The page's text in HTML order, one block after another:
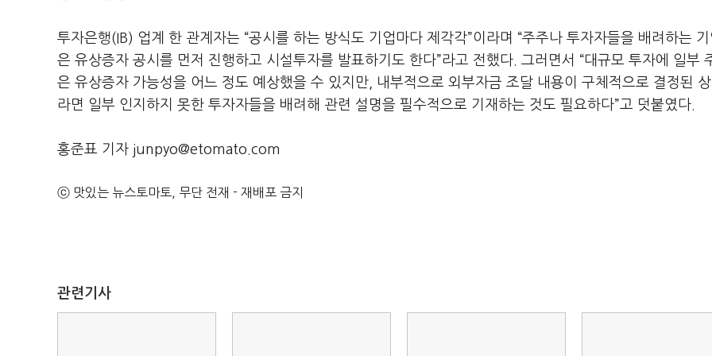
투자은행(IB) 업계 한 관계자는 “공시를 하는 방식도 기업마다 제각각”이라며 “주주나 투자자들을 배려하는 기
은 유상증자 공시를 먼저 진행하고 시설투자를 발표하기도 한다”라고 전했다. 그러면서 “대규모 투자에 일부
은 유상증자 가능성을 어느 정도 예상했을 수 있지만, 내부적으로 외부자금 조달 내용이 구체적으로 결정된 상
라면 일부 인지하지 못한 투자자들을 배려해 관련 설명을 필수적으로 기재하는 것도 필요하다”고 덧붙였다.
홍준표 기자 junpyo@etomato.com
ⓒ 맛있는 뉴스토마토, 무단 전재 - 재배포 금지
관련기사